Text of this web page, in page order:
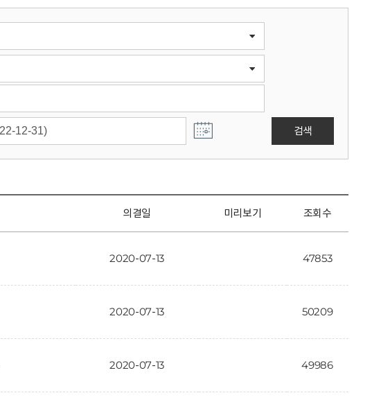
검색
의결일 미리보기 조회수
2020-07-13 47853
2020-07-13 50209
2020-07-13 49986